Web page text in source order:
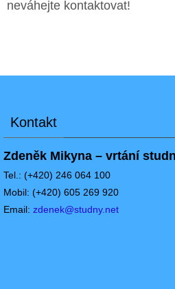
neváhejte kontaktovat!
Kontakt
Zdeněk Mikyna – vrtání
Tel.: (+420) 246 064 100
Mobil: (+420) 605 269 920
Email: zdenek@studny.net